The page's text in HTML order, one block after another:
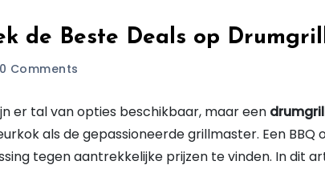
de Beste Deals op Drumgrill
0 Comments
er tal van opties beschikbaar, maar een
als de gepassioneerde grillmaster. Een BBQ
tegen aantrekkelijke prijzen te vinden. In dit